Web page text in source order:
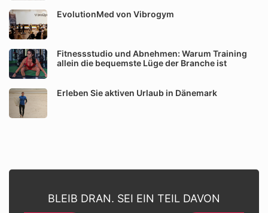
EvolutionMed von Vibrogym
Fitnessstudio und Abnehmen: Warum Training
allein die bequemste Lüge der Branche ist
Erleben Sie aktiven Urlaub in Dänemark
BLEIB DRAN. SEI EIN TEIL DAVON